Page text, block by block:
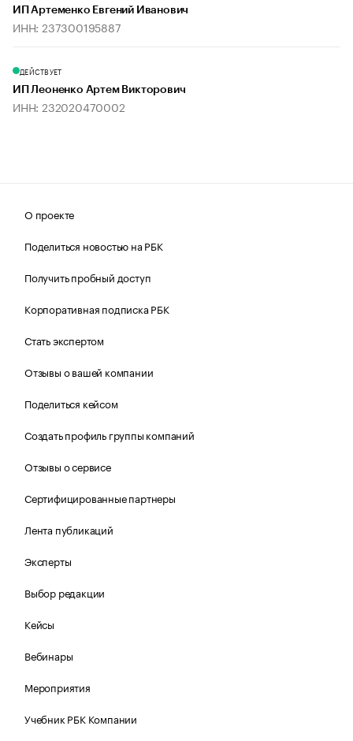
ИП Артеменко Евгений Иванович
ИНН: 237300195887
ДЕЙСТВУЕТ
ИП Леоненко Артем Викторович
ИНН: 232020470002
О проекте
Поделиться новостью на РБК
Получить пробный доступ
Корпоративная подписка РБК
Стать экспертом
Отзывы о вашей компании
Поделиться кейсом
Создать профиль группы компаний
Отзывы о сервисе
Сертифицированные партнеры
Лента публикаций
Эксперты
Выбор редакции
Кейсы
Вебинары
Мероприятия
Учебник РБК Компании